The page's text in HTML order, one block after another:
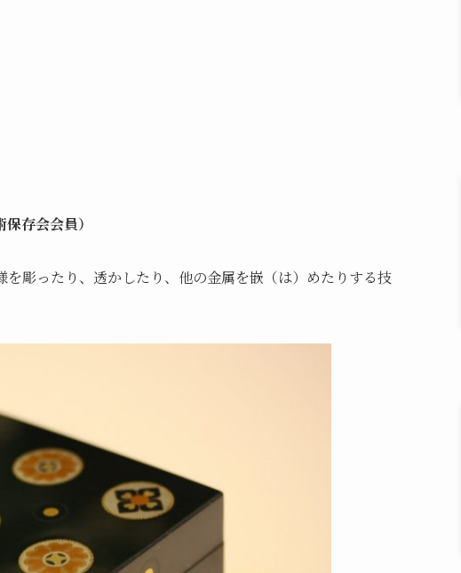
存会会員）
ったり、透かしたり、他の金属を嵌（は）めたりする技